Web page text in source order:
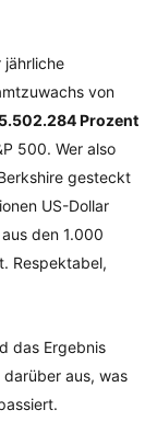
jährliche
von
5.502.284 Prozent
500. Wer also
gesteckt
US-Dollar
den 1.000
Respektabel,
das Ergebnis
aus, was